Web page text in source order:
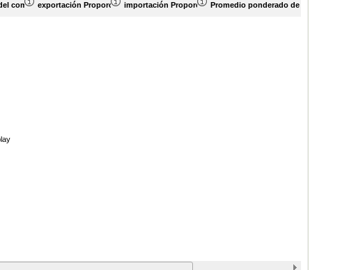
comercio (en miles de US$)
exportación Proporción de productos (%)importación Proporción de productos (%)
Promedio ponderado de